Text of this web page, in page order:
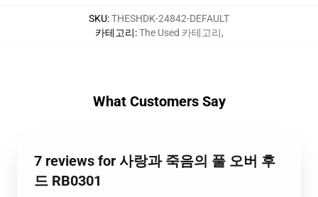
SKU:THESHDK-24842-DEFAULT
카테고리:The Used 카테고리,
What Customers Say
7 reviews for 사랑과 죽음의 풀 오버 후
드 RB0301